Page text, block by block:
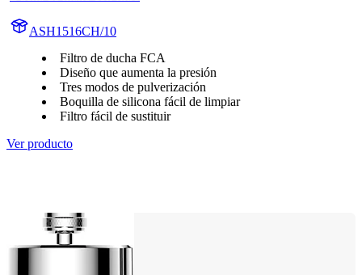
ASH1516CH/10
Filtro de ducha FCA
Diseño que aumenta la presión
Tres modos de pulverización
Boquilla de silicona fácil de limpiar
Filtro fácil de sustituir
Ver producto